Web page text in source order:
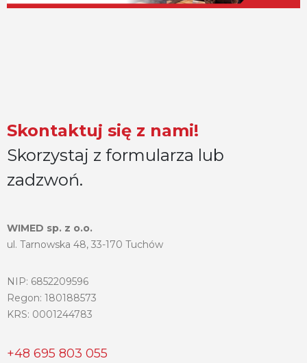
Skontaktuj się z nami!
Skorzystaj z formularza lub
zadzwoń.
WIMED sp. z o.o.
ul. Tarnowska 48, 33-170 Tuchów
NIP: 6852209596
Regon: 180188573
KRS: 0001244783
+48 695 803 055